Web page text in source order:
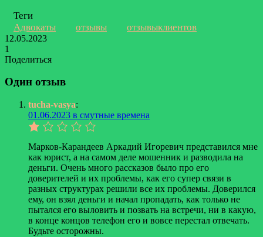
Теги
Адвокаты
отзывы отзывыклиентов
12.05.2023
1
Поделиться
через
электронную
почту
Один отзыв
tucha-vasya:
01.06.2023 в смутные времена
Марков-Карандеев Аркадий Игоревич представился мне
как юрист, а на самом деле мошенник и разводила на
деньги. Очень много рассказов было про его
доверителей и их проблемы, как его супер связи в
разных структурах решили все их проблемы. Доверился
ему, он взял деньги и начал пропадать, как только не
пытался его выловить и позвать на встречи, ни в какую,
в конце концов телефон его и вовсе перестал отвечать.
Будьте осторожны.